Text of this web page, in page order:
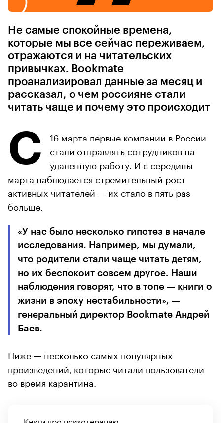
Не самые спокойные времена,
которые мы все сейчас переживаем,
отражаются и на читательских
привычках. Bookmate
проанализировал данные за месяц и
рассказал, о чем россияне стали
читать чаще и почему это происходит
С
16 марта первые компании в России
стали отправлять сотрудников на
удаленную работу. И с середины
марта наблюдается стремительный рост
активных читателей — их стало в пять раз
больше.
«У нас было несколько гипотез в начале
исследования. Например, мы думали,
что родители стали чаще читать детям,
но их беспокоит совсем другое. Наши
наблюдения говорят, что в топе — книги о
жизни в эпоху нестабильности», —
генеральный директор Bookmate Андрей
Баев.
Ниже — несколько самых популярных
произведений, которые читали пользователи
во время карантина.
Книги про психотерапию